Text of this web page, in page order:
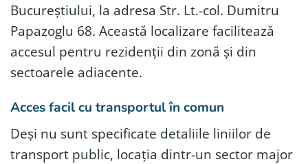
Bucureștiului, la adresa Str. Lt.-col. Dumitru
Papazoglu 68. Această localizare facilitează
accesul pentru rezidenții din zonă și din
sectoarele adiacente.
Acces facil cu transportul în comun
Deși nu sunt specificate detaliile liniilor de
transport public, locația dintr-un sector major